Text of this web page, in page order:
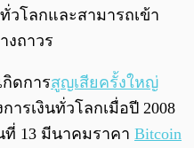
วโลกและสามารถเข้า
งถาวร
กิดการสูญเสียครั้งใหญ่
รเงินทั่วโลกเมื่อปี 2008
13 มีนาคมราคา Bitcoin